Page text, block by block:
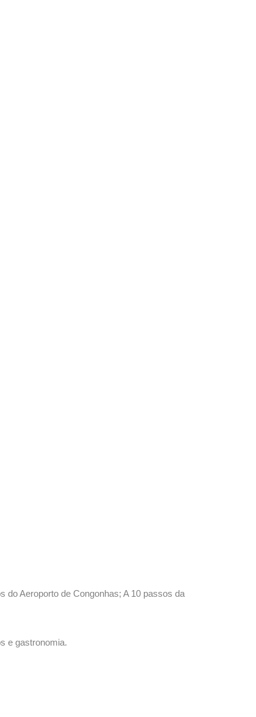
do Aeroporto de Congonhas; A 10 passos da
e gastronomia.